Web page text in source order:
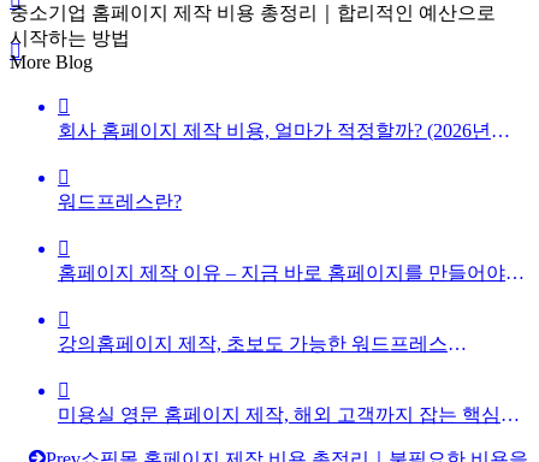
중소기업 홈페이지 제작 비용
중소기업 홈페이지 제작 비용 총정리｜합리적인 예산으로
시작하는 방법
More Blog
회사 홈페이지 제작 비용, 얼마가 적정할까? (2026년
워드프레스란?
홈페이지 제작 이유 – 지금 바로 홈페이지를 만들어야
강의홈페이지 제작, 초보도 가능한 워드프레스
미용실 영문 홈페이지 제작, 해외 고객까지 잡는 핵심